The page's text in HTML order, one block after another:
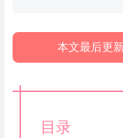
本文最后更
目录